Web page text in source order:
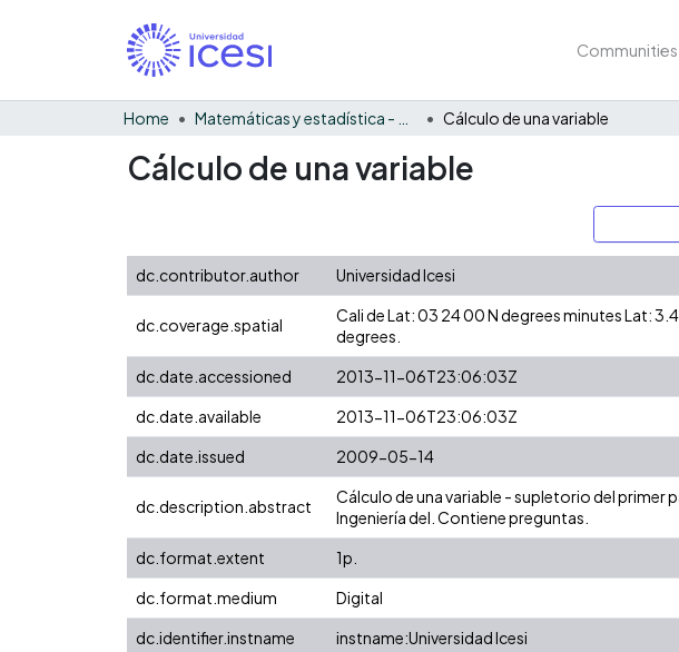
Home Cálculo de una variable
Cálculo de una variable
dc.contributor.author Universidad Icesi
dc.coverage.spatial
Cali de Lat: 03 24 00 N degrees minutes Lat:
degrees.
dc.date.accessioned
2013-11-06T23:06:03Z
dc.date.available
2013-11-06T23:06:03Z
dc.date.issued
2009-05-14
dc.description.abstract
Cálculo de una variable - supletorio del primer
Ingeniería del. Contiene preguntas.
dc.format.extent 1p.
dc.format.medium
Digital
dc.identifier.instname
instname:Universidad Icesi